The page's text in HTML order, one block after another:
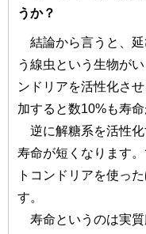
うか？
結論から言うと、延
う線虫という生物が
ンドリアを活性化さ
加すると数10%も寿命
逆に解糖系を活性化
寿命が短くなります
トコンドリアを使っ
す。
寿命というのは実質